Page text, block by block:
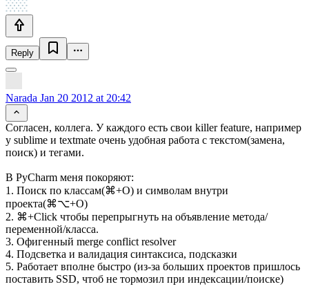
Reply
Narada Jan 20 2012 at 20:42
Согласен, коллега. У каждого есть свои killer feature, например
у sublime и textmate очень удобная работа с текстом(замена,
поиск) и тегами.
В PyCharm меня покоряют:
1. Поиск по классам(⌘+O) и символам внутри
проекта(⌘⌥+O)
2. ⌘+Click чтобы перепрыгнуть на объявление метода/
переменной/класса.
3. Офигенный merge conflict resolver
4. Подсветка и валидация синтаксиса, подсказки
5. Работает вполне быстро (из-за больших проектов пришлось
поставить SSD, чтоб не тормозил при индексации/поиске)